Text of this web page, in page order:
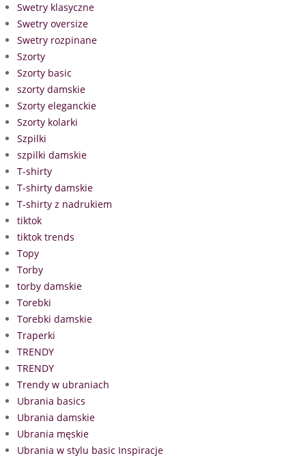
Swetry klasyczne
Swetry oversize
Swetry rozpinane
Szorty
Szorty basic
szorty damskie
Szorty eleganckie
Szorty kolarki
Szpilki
szpilki damskie
T-shirty
T-shirty damskie
T-shirty z nadrukiem
tiktok
tiktok trends
Topy
Torby
torby damskie
Torebki
Torebki damskie
Traperki
TRENDY
TRENDY
Trendy w ubraniach
Ubrania basics
Ubrania damskie
Ubrania męskie
Ubrania w stylu basic Inspiracje